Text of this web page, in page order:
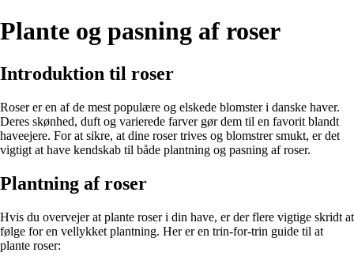
Plante og pasning af roser
Introduktion til roser
Roser er en af de mest populære og elskede blomster i danske haver.
Deres skønhed, duft og varierede farver gør dem til en favorit blandt
haveejere. For at sikre, at dine roser trives og blomstrer smukt, er det
vigtigt at have kendskab til både plantning og pasning af roser.
Plantning af roser
Hvis du overvejer at plante roser i din have, er der flere vigtige skridt at
følge for en vellykket plantning. Her er en trin-for-trin guide til at
plante roser: